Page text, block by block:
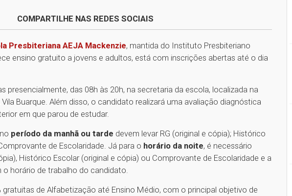
COMPARTILHE NAS REDES SOCIAIS
Presbiteriana AEJA Mackenzie, mantida do Instituto Presbiteriano
ensino gratuito a jovens e adultos, está com inscrições abertas até o dia
presencialmente, das 08h às 20h, na secretaria da escola, localizada na
Buarque. Além disso, o candidato realizará uma avaliação diagnóstica
em que parou de estudar.
período da manhã ou tarde devem levar RG (original e cópia); Histórico
de Escolaridade. Já para o horário da noite, é necessário
Histórico Escolar (original e cópia) ou Comprovante de Escolaridade e a
o horário de trabalho do candidato.
gratuitas de Alfabetização até Ensino Médio, com o principal objetivo de